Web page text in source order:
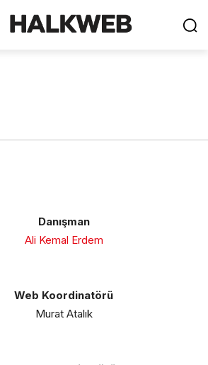
Danışman
Ali Kemal Erdem
Web Koordinatörü
Murat Atalık